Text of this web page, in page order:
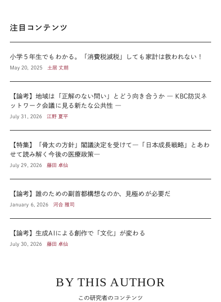
注目コンテンツ
小学５年生でもわかる。「消費税減税」しても家計は救われない！
May 20, 2025 土居 丈朗
【論考】地域は「正解のない問い」とどう向き合うか ― KBC防災ネ
ットワーク会議に見る新たな公共性 ―
July 31, 2026 江野 夏平
【特集】「骨太の方針」閣議決定を受けて―「日本成長戦略」とあわ
せて読み解く今後の医療政策―
July 29, 2026 藤田 卓仙
【論考】誰のための副首都構想なのか、見極めが必要だ
January 6, 2026 河合 雅司
【論考】生成AIによる創作で「文化」が変わる
July 30, 2026 藤田 卓仙
BY THIS AUTHOR
この研究者のコンテンツ